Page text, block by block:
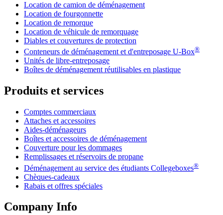
Location de camion de déménagement
Location de fourgonnette
Location de remorque
Location de véhicule de remorquage
Diables et couvertures de protection
Conteneurs de déménagement et d'entreposage U-Box®
Unités de libre-entreposage
Boîtes de déménagement réutilisables en plastique
Produits et services
Comptes commerciaux
Attaches et accessoires
Aides-déménageurs
Boîtes et accessoires de déménagement
Couverture pour les dommages
Remplissages et réservoirs de propane
Déménagement au service des étudiants Collegeboxes®
Chèques-cadeaux
Rabais et offres spéciales
Company Info